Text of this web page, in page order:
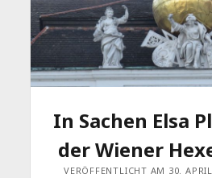
In Sachen Elsa
der Wiener
VERÖFFENTLICHT AM 30.